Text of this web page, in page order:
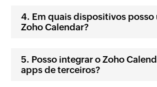
Em quais dispositivos posso
Zoho Calendar?
Posso integrar o Zoho
apps de terceiros?